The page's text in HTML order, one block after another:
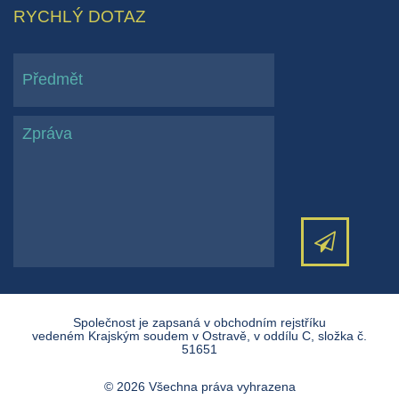
RYCHLÝ DOTAZ
Společnost je zapsaná v obchodním rejstříku
vedeném Krajským soudem v Ostravě, v oddílu C, složka č.
51651
© 2026 Všechna práva vyhrazena